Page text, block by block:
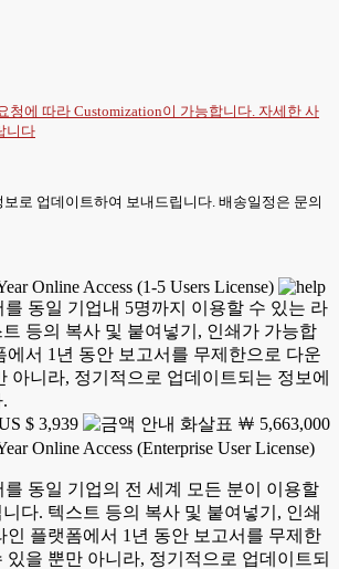
청에 따라 Customization이 가능합니다. 자세한 사
니다
로 업데이트하여 보내드립니다. 배송일정은 문의
Online Access (1-5 Users License)
를 동일 기업내 5명까지 이용할 수 있는 라
등의 복사 및 붙여넣기, 인쇄가 가능합
에서 1년 동안 보고서를 무제한으로 다운
아니라, 정기적으로 업데이트되는 정보에
$ 3,939
￦ 5,663,000
Online Access (Enterprise User License)
를 동일 기업의 전 세계 모든 분이 이용할
다. 텍스트 등의 복사 및 붙여넣기, 인쇄
인 플랫폼에서 1년 동안 보고서를 무제한
있을 뿐만 아니라, 정기적으로 업데이트되